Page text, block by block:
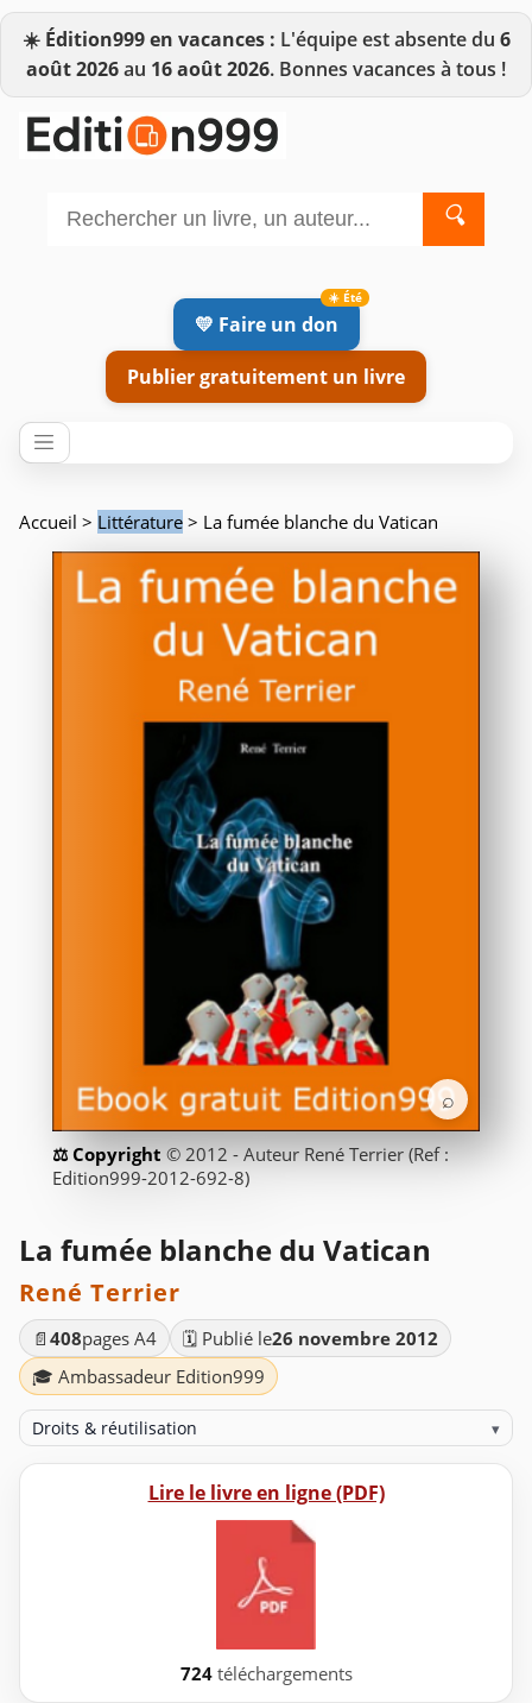
☀️ Édition999 en vacances : L'équipe est absente du 6
août 2026au 16 août 2026. Bonnes vacances à tous !
🔍
💛 Faire un don
Publier gratuitement un livre
Accueil > Littérature > La fumée blanche du Vatican
⌕
© 2012 - Auteur René Terrier (Ref :
Edition999-2012-692-8)
La fumée blanche du Vatican
René Terrier
📄 408pages A4 🗓️ Publié le26 novembre 2012
🎓 Ambassadeur Edition999
Droits & réutilisation ▾
Lire le livre en ligne (PDF)
724téléchargements